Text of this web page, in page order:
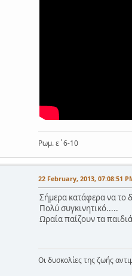
Ρωμ. ε΄6-10
22 February, 2013, 07:08:51
Σήμερα κατάφερα να το
Πολύ συγκινητικό.....
Ωραία παίζουν τα
Οι δυσκολίες της ζωής